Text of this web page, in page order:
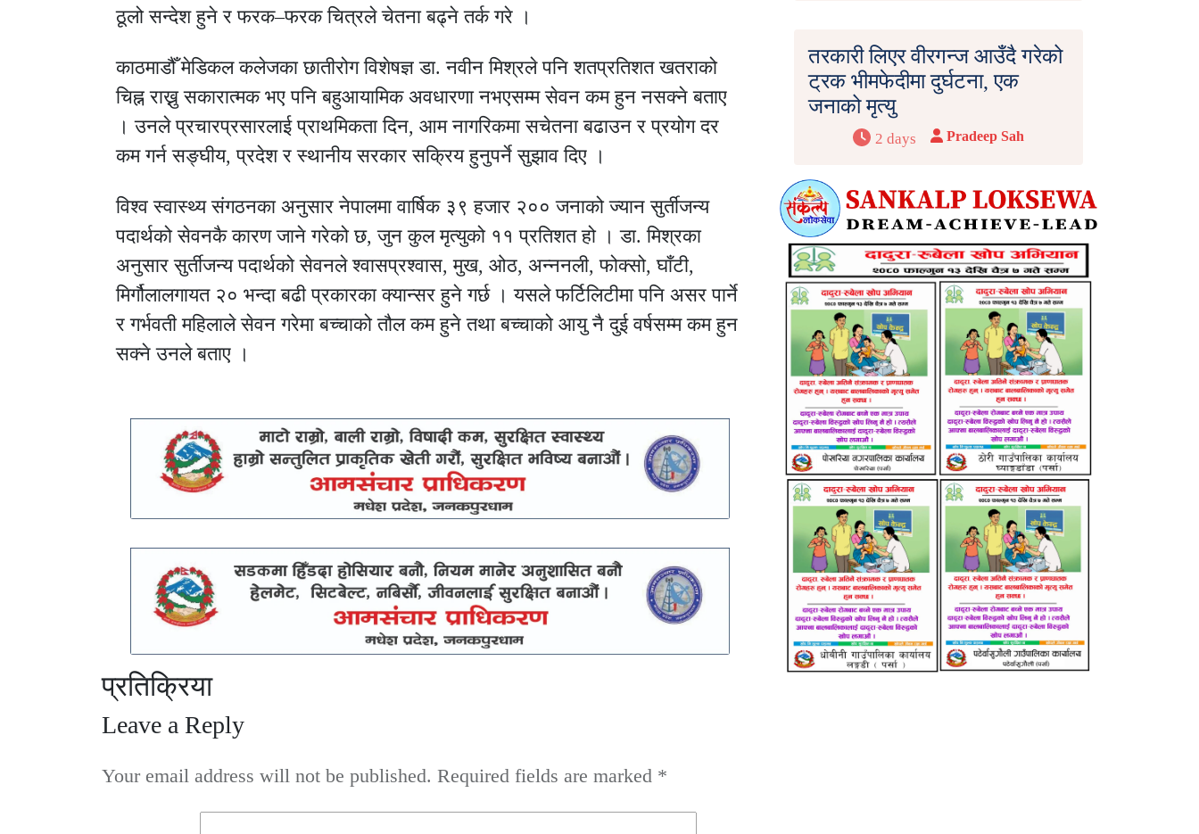
ठूलो सन्देश हुने र फरक–फरक चित्रले चेतना बढ्ने तर्क गरे ।
काठमाडौँ मेडिकल कलेजका छातीरोग विशेषज्ञ डा. नवीन मिश्रले पनि शतप्रतिशत खतराको
चिह्न राख्नु सकारात्मक भए पनि बहुआयामिक अवधारणा नभएसम्म सेवन कम हुन नसक्ने बताए
। उनले प्रचारप्रसारलाई प्राथमिकता दिन, आम नागरिकमा सचेतना बढाउन र प्रयोग दर
कम गर्न सङ्घीय, प्रदेश र स्थानीय सरकार सक्रिय हुनुपर्ने सुझाव दिए ।
विश्व स्वास्थ्य संगठनका अनुसार नेपालमा वार्षिक ३९ हजार २०० जनाको ज्यान सुर्तीजन्य
पदार्थको सेवनकै कारण जाने गरेको छ, जुन कुल मृत्युको ११ प्रतिशत हो । डा. मिश्रका
अनुसार सुर्तीजन्य पदार्थको सेवनले श्वासप्रश्वास, मुख, ओठ, अन्ननली, फोक्सो, घाँटी,
मिर्गौलालगायत २० भन्दा बढी प्रकारका क्यान्सर हुने गर्छ । यसले फर्टिलिटीमा पनि असर पार्ने
र गर्भवती महिलाले सेवन गरेमा बच्चाको तौल कम हुने तथा बच्चाको आयु नै दुई वर्षसम्म कम हुन
सक्ने उनले बताए ।
प्रतिक्रिया
Leave a Reply
Your email address will not be published. Required fields are marked *
तरकारी लिएर वीरगन्ज आउँदै गरेको
ट्रक भीमफेदीमा दुर्घटना, एक
जनाको मृत्यु
2 days Pradeep Sah